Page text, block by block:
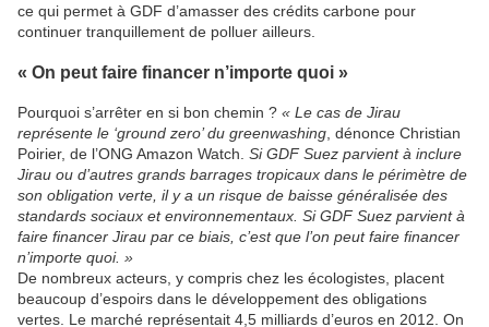
ce qui permet à GDF d’amasser des crédits carbone pour
continuer tranquillement de polluer ailleurs.
« On peut faire financer n’importe quoi »
Pourquoi s’arrêter en si bon chemin ? « Le cas de Jirau
représente le ‘ground zero’ du greenwashing , dénonce Christian
Poirier, de l’ONG Amazon Watch. Si GDF Suez parvient à inclure
Jirau ou d’autres grands barrages tropicaux dans le périmètre de
son obligation verte, il y a un risque de baisse généralisée des
standards sociaux et environnementaux. Si GDF Suez parvient à
faire financer Jirau par ce biais, c’est que l’on peut faire financer
n’importe quoi. »
De nombreux acteurs, y compris chez les écologistes, placent
beaucoup d’espoirs dans le développement des obligations
vertes. Le marché représentait 4,5 milliards d’euros en 2012. On